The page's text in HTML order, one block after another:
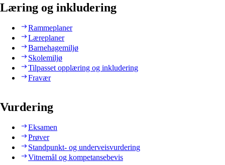
Læring og inkludering
Rammeplaner
Læreplaner
Barnehagemiljø
Skolemiljø
Tilpasset opplæring og inkludering
Fravær
Vurdering
Eksamen
Prøver
Standpunkt- og underveisvurdering
Vitnemål og kompetansebevis